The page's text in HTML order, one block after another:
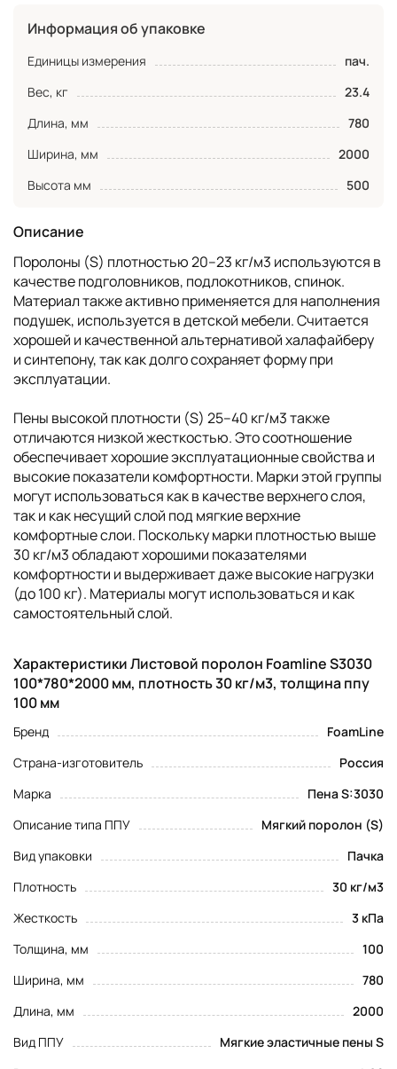
Описание
Поролоны (S) плотностью 20–23 кг/м3 используются в
качестве подголовников, подлокотников, спинок.
Материал также активно применяется для наполнения
подушек, используется в детской мебели. Считается
хорошей и качественной альтернативой халафайберу
и синтепону, так как долго сохраняет форму при
эксплуатации.
Пены высокой плотности (S) 25–40 кг/м3 также
отличаются низкой жесткостью. Это соотношение
обеспечивает хорошие эксплуатационные свойства и
высокие показатели комфортности. Марки этой группы
могут использоваться как в качестве верхнего слоя,
так и как несущий слой под мягкие верхние
комфортные слои. Поскольку марки плотностью выше
30 кг/м3 обладают хорошими показателями
комфортности и выдерживает даже высокие нагрузки
(до 100 кг). Материалы могут использоваться и как
самостоятельный слой.
Характеристики Листовой поролон Foamline S3030
100*780*2000 мм, плотность 30 кг/м3, толщина ппу
100 мм
Бренд
FoamLine
Страна-изготовитель
Россия
Марка
Пена S:3030
Описание типа ППУ
Мягкий поролон (S)
Вид упаковки
Пачка
Плотность
30 кг/м3
Жесткость
3 кПа
Толщина, мм
100
Ширина, мм
780
Длина, мм
2000
Вид ППУ
Мягкие эластичные пены S
Информация об упаковке
Единицы измерения
пач.
Вес, кг
23.4
Длина, мм
780
Ширина, мм
2000
Высота мм
500